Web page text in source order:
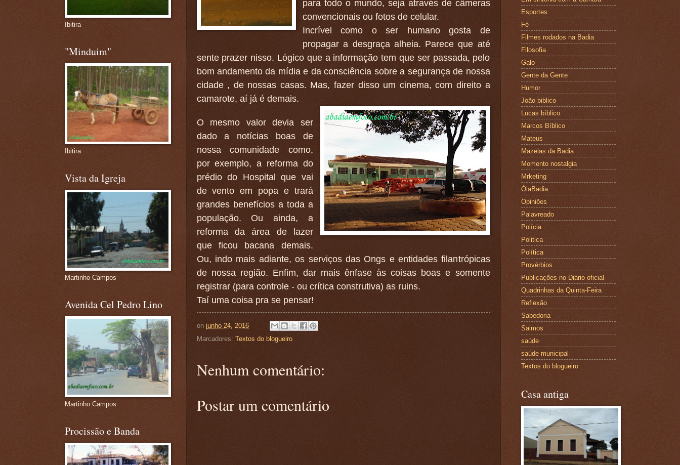
para todo o mundo, seja através de câmeras
convencionais ou fotos de celular.
Incrível como o ser humano gosta de
propagar a desgraça alheia. Parece que até
sente prazer nisso. Lógico que a informação tem que ser passada, pelo
bom andamento da mídia e da consciência sobre a segurança de nossa
cidade , de nossas casas. Mas, fazer disso um cinema, com direito a
camarote, aí já é demais.
O mesmo valor devia ser
dado a notícias boas de
nossa comunidade como,
por exemplo, a reforma do
prédio do Hospital que vai
de vento em popa e trará
grandes benefícios a toda a
população. Ou ainda, a
reforma da área de lazer
que ficou bacana demais.
Ou, indo mais adiante, os serviços das Ongs e entidades filantrópicas
de nossa região. Enfim, dar mais ênfase às coisas boas e somente
registrar (para controle - ou crítica construtiva) as ruins.
Taí uma coisa pra se pensar!
on junho 24, 2016
Marcadores: Textos do blogueiro
Nenhum comentário:
Postar um comentário
Ibitira
"Minduim"
Ibitira
Vista da Igreja
Martinho Campos
Avenida Cel Pedro Lino
Martinho Campos
Procissão e Banda
Esportes
Fé
Filmes rodados na Badia
Filosofia
Galo
Gente da Gente
Humor
João biblico
Lucas bíblico
Marcos Bíblico
Mateus
Mazelas da Badia
Momento nostalgia
Mrketing
ÓiaBadia
Opiniões
Palavreado
Polícia
Politica
Política
Provérbios
Publicações no Diário oficial
Quadrinhas da Quinta-Feira
Reflexão
Sabedoria
Salmos
saúde
saúde municipal
Textos do blogueiro
Casa antiga